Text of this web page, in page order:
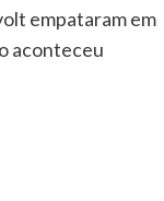
empataram em
aconteceu